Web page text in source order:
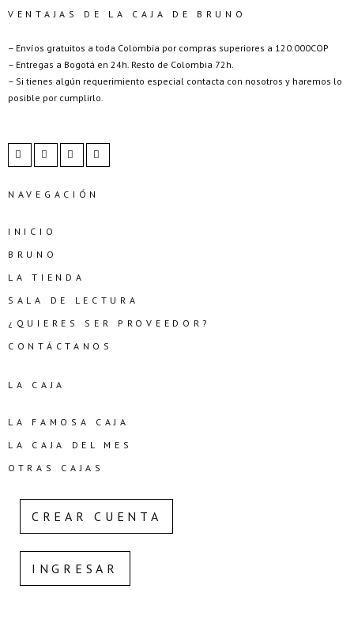
VENTAJAS DE LA CAJA DE BRUNO
– Envíos gratuitos a toda Colombia por compras superiores a 120.000COP
– Entregas a Bogotá en 24h. Resto de Colombia 72h.
– Si tienes algún requerimiento especial contacta con nosotros y haremos lo
posible por cumplirlo.
NAVEGACIÓN
INICIO
BRUNO
LA TIENDA
SALA DE LECTURA
¿QUIERES SER PROVEEDOR?
CONTÁCTANOS
LA CAJA
LA FAMOSA CAJA
LA CAJA DEL MES
OTRAS CAJAS
CREAR CUENTA
INGRESAR